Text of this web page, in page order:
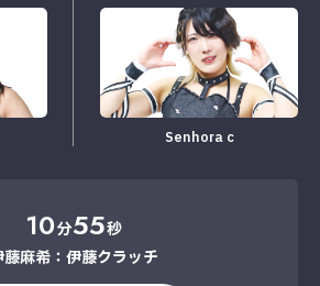
Senhora c
10分55秒
藤麻希：伊藤クラッチ